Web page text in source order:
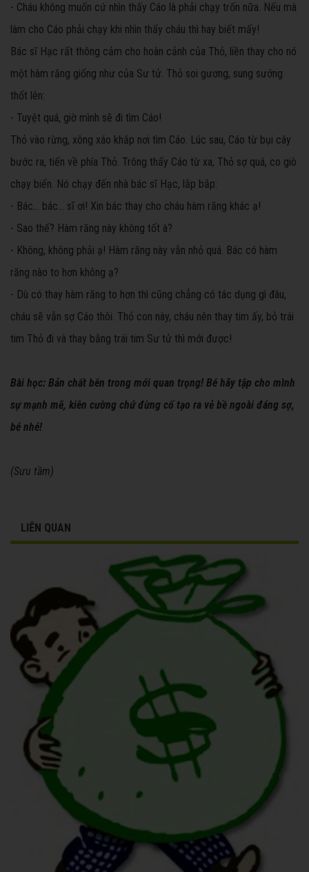
- Cháu không muốn cứ nhìn thấy Cáo là phải chạy trốn nữa. Nếu mà
làm cho Cáo phải chạy khi nhìn thấy cháu thì hay biết mấy!
Bác sĩ Hạc rất thông cảm cho hoàn cảnh của Thỏ, liền thay cho nó
một hàm răng giống như của Sư tử. Thỏ soi gương, sung sướng
thốt lên:
- Tuyệt quá, giờ mình sẽ đi tìm Cáo!
Thỏ vào rừng, xông xáo khắp nơi tìm Cáo. Lúc sau, Cáo từ bụi cây
bước ra, tiến về phía Thỏ. Trông thấy Cáo từ xa, Thỏ sợ quá, co giò
chạy biến. Nó chạy đến nhà bác sĩ Hạc, lắp bắp:
- Bác... bác... sĩ ơi! Xin bác thay cho cháu hàm răng khác ạ!
- Sao thế? Hàm răng này không tốt à?
- Không, không phải ạ! Hàm răng này vẫn nhỏ quá. Bác có hàm
răng nào to hơn không ạ?
- Dù có thay hàm răng to hơn thì cũng chẳng có tác dụng gì đâu,
cháu sẽ vẫn sợ Cáo thôi. Thỏ con này, cháu nên thay tim ấy, bỏ trái
tim Thỏ đi và thay bằng trái tim Sư tử thì mới được!
Bài học: Bản chất bên trong mới quan trọng! Bé hãy tập cho mình
sự mạnh mẽ, kiên cường chứ đừng cố tạo ra vẻ bề ngoài đáng sợ,
bé nhé!
(Sưu tầm)
LIÊN QUAN